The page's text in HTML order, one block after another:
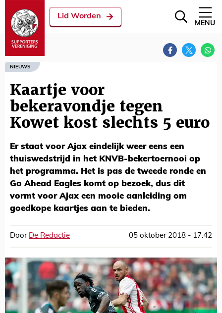
Lid Worden
MENU
NIEUWS
Kaartje voor
bekeravondje tegen
Kowet kost slechts 5 euro
Er staat voor Ajax eindelijk weer eens een
thuiswedstrijd in het KNVB-bekertoernooi op
het programma. Het is pas de tweede ronde en
Go Ahead Eagles komt op bezoek, dus dit
vormt voor Ajax een mooie aanleiding om
goedkope kaartjes aan te bieden.
Door De Redactie 05 oktober 2018 - 17:42